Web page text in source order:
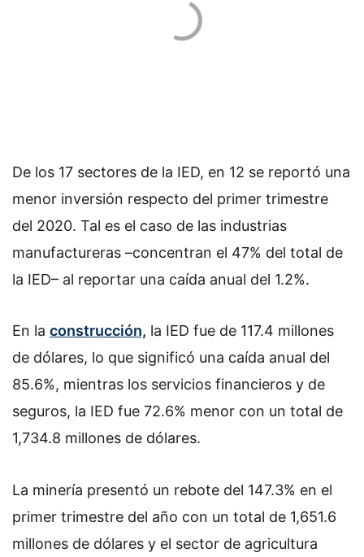
De los 17 sectores de la IED, en 12 se reportó una
menor inversión respecto del primer trimestre
del 2020. Tal es el caso de las industrias
manufactureras –concentran el 47% del total de
la IED– al reportar una caída anual del 1.2%.
En la construcción, la IED fue de 117.4 millones
de dólares, lo que significó una caída anual del
85.6%, mientras los servicios financieros y de
seguros, la IED fue 72.6% menor con un total de
1,734.8 millones de dólares.
La minería presentó un rebote del 147.3% en el
primer trimestre del año con un total de 1,651.6
millones de dólares y el sector de agricultura